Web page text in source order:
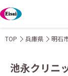
TOP 兵庫県 明石
池永クリニ